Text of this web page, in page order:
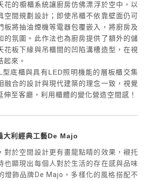
的櫥櫃系統讓廚房仿佛漂浮於空中，以
空間規劃設計；即使吊櫃不依靠壁面仍可
板將抽油煙機等電器包覆嵌入，將廚房及
的氛圍。此作法也為廚房提供了額外的儲
花板下緣與吊櫃間的凹陷溝槽造型，在視
起來。
櫃與具有LED照明機能的層板櫃交集
融合的設計與現代建築的理念一致，視覺
伸至客廳，利用櫃體的變化營造空間感！
大利經典工藝De Majo
對於空間設計更有畫龍點睛的效果，襯托
也顯現出每個人對於生活的存在感與品味
燈飾品牌De Majo，多樣化的風格搭配不